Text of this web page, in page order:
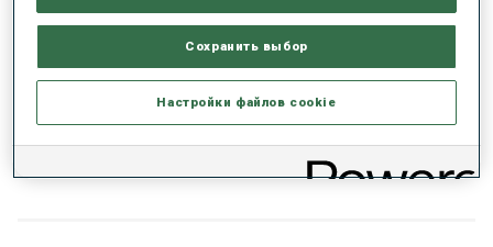
0% +20s/km
Сохранить выбор
Настройки файлов cookie